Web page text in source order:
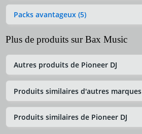
Packs avantageux (5)
Plus de produits sur Bax Music
Autres produits de Pioneer DJ
Produits similaires d'autres marques
Produits similaires de Pioneer DJ